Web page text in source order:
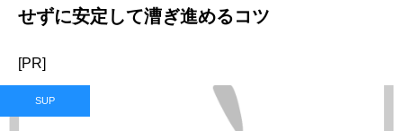
せずに安定して漕ぎ進めるコツ
[PR]
SUP